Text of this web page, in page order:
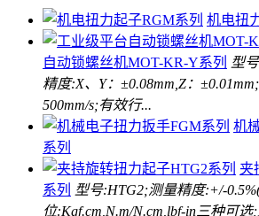
机电扭
自动锁螺丝机MOT-KR-Y系列 型
精度:X、Y：±0.08mm,Z：
500mm/s;有效行...
机
系列
夹
系列 型号:HTG2;测量精度:+/-
位:Kgf.cm,N.m/N.cm,lbf-in三种可选